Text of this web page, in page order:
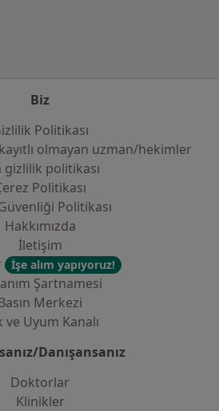
Biz
Politikası
olmayan uzman/hekimler
gizlilik politikası
Politikası
Politikası
Hakkımızda
İletişim
İşe alım yapıyoruz!
Şartnamesi
Merkezi
ve Uyum Kanalı
Danışansanız
Doktorlar
Klinikler